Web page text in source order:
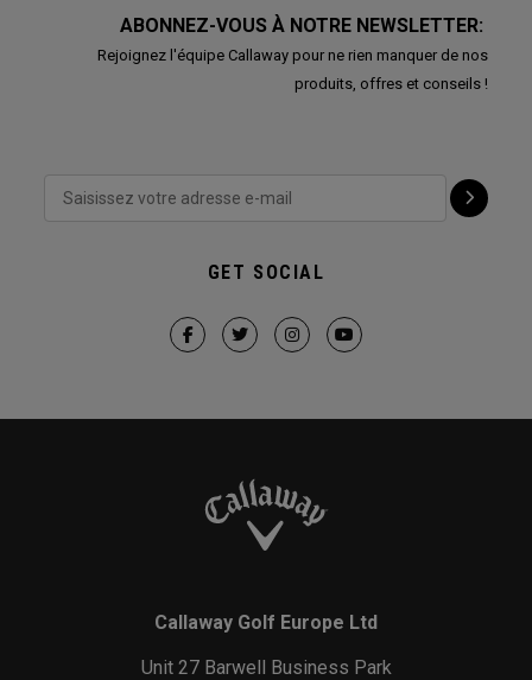
ABONNEZ-VOUS À NOTRE NEWSLETTER:
Rejoignez l'équipe Callaway pour ne rien manquer de nos
produits, offres et conseils !
GET SOCIAL
Callaway Golf Europe Ltd
Unit 27 Barwell Business Park